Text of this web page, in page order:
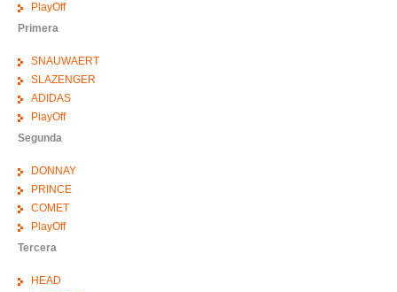
PlayOff
Primera
SNAUWAERT
SLAZENGER
ADIDAS
PlayOff
Segunda
DONNAY
PRINCE
COMET
PlayOff
Tercera
HEAD